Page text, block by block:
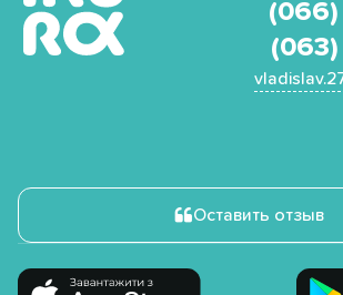
Оставить отзыв